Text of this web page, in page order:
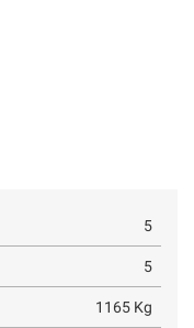
5
5
1165 Kg